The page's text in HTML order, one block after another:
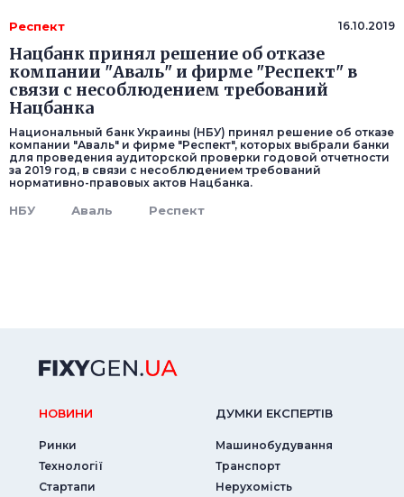
Респект 16.10.2019
Нацбанк принял решение об отказе
компании "Аваль" и фирме "Респект" в
связи с несоблюдением требований
Нацбанка
Национальный банк Украины (НБУ) принял решение об отказе
компании "Аваль" и фирме "Респект", которых выбрали банки
для проведения аудиторской проверки годовой отчетности
за 2019 год, в связи с несоблюдением требований
нормативно-правовых актов Нацбанка.
НБУ Аваль Респект
НОВИНИ
Ринки
Технології
Стартапи
ДУМКИ ЕКСПЕРТIВ
Машинобудування
Транспорт
Нерухомість